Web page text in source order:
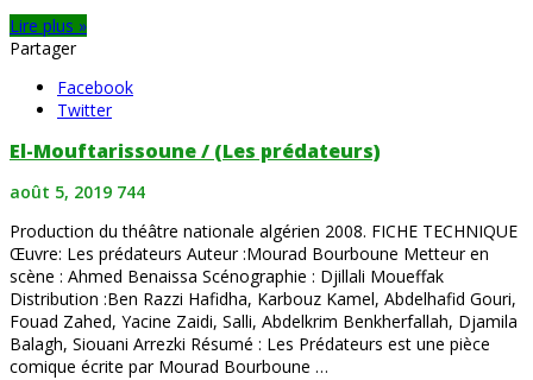
Lire plus »
Partager
Facebook
Twitter
El-Mouftarissoune / (Les prédateurs)
août 5, 2019 744
Production du théâtre nationale algérien 2008. FICHE TECHNIQUE
Œuvre: Les prédateurs Auteur :Mourad Bourboune Metteur en
scène : Ahmed Benaissa Scénographie : Djillali Moueffak
Distribution :Ben Razzi Hafidha, Karbouz Kamel, Abdelhafid Gouri,
Fouad Zahed, Yacine Zaidi, Salli, Abdelkrim Benkherfallah, Djamila
Balagh, Siouani Arrezki Résumé : Les Prédateurs est une pièce
comique écrite par Mourad Bourboune …